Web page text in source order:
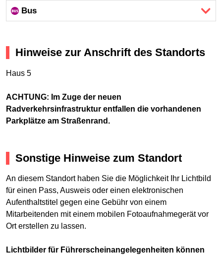
Bus
Hinweise zur Anschrift des Standorts
Haus 5
ACHTUNG: Im Zuge der neuen
Radverkehrsinfrastruktur entfallen die vorhandenen
Parkplätze am Straßenrand.
Sonstige Hinweise zum Standort
An diesem Standort haben Sie die Möglichkeit Ihr Lichtbild
für einen Pass, Ausweis oder einen elektronischen
Aufenthaltstitel gegen eine Gebühr von einem
Mitarbeitenden mit einem mobilen Fotoaufnahmegerät vor
Ort erstellen zu lassen.
Lichtbilder für Führerscheinangelegenheiten können